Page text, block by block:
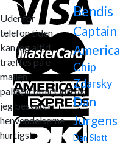
Udenfor
telefon tiden
kan jeg altid
træffes på e-
mailen
palle@comicclub.dk
jeg besvarer
henvendelserne
hurtigst
Bendis
Captain
America
Chip
Zdarsky
Dan
Jurgens
Dan Slott